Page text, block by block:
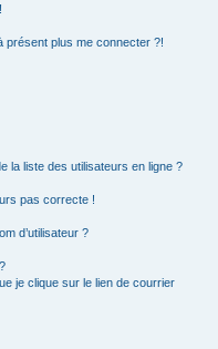
présent plus me connecter ?!
la liste des utilisateurs en ligne ?
pas correcte !
d’utilisateur ?
je clique sur le lien de courrier